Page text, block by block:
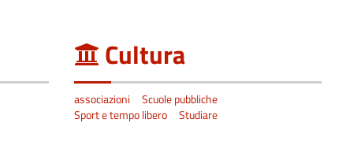
Cultura
associazioni
Scuole pubbliche
Sport e tempo libero
Studiare